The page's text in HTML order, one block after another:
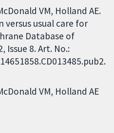
VM, Holland AE.
usual care for
Database of
Issue 8. Art. No.:
VM Holland AE